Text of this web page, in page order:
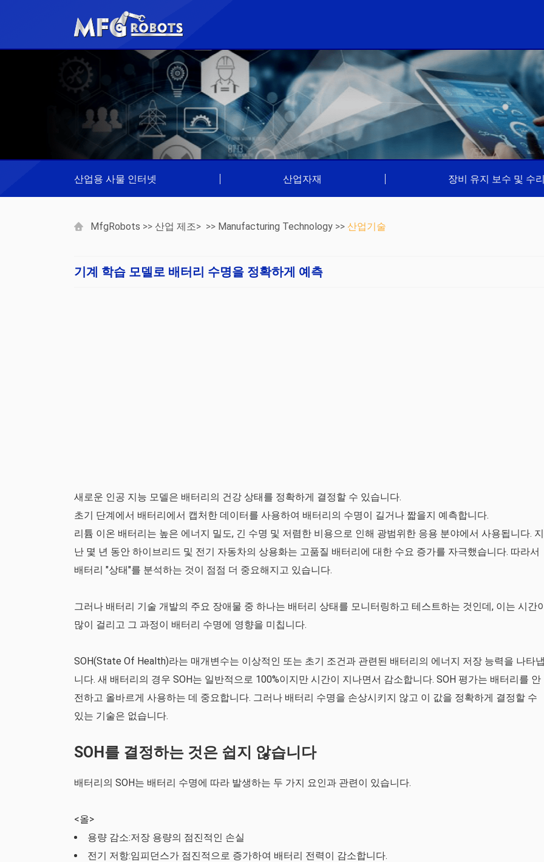
산업용 사물 인터넷 산업자재 장비 유지 보수 및 수
MfgRobots >> 산업 제조> >> Manufacturing Technology >> 산업기술
기계 학습 모델로 배터리 수명을 정확하게 예측
새로운 인공 지능 모델은 배터리의 건강 상태를 정확하게 결정할 수 있습니다.
초기 단계에서 배터리에서 캡처한 데이터를 사용하여 배터리의 수명이 길거나 짧을지 예측합니다.
리튬 이온 배터리는 높은 에너지 밀도, 긴 수명 및 저렴한 비용으로 인해 광범위한 응용 분야에서 사용됩니다. 지
난 몇 년 동안 하이브리드 및 전기 자동차의 상용화는 고품질 배터리에 대한 수요 증가를 자극했습니다. 따라서
배터리 "상태"를 분석하는 것이 점점 더 중요해지고 있습니다.
그러나 배터리 기술 개발의 주요 장애물 중 하나는 배터리 상태를 모니터링하고 테스트하는 것인데, 이는 시간
많이 걸리고 그 과정이 배터리 수명에 영향을 미칩니다.
SOH(State Of Health)라는 매개변수는 이상적인 또는 초기 조건과 관련된 배터리의 에너지 저장 능력을 나타
니다. 새 배터리의 경우 SOH는 일반적으로 100%이지만 시간이 지나면서 감소합니다. SOH 평가는 배터리를 안
전하고 올바르게 사용하는 데 중요합니다. 그러나 배터리 수명을 손상시키지 않고 이 값을 정확하게 결정할 수
있는 기술은 없습니다.
SOH를 결정하는 것은 쉽지 않습니다
배터리의 SOH는 배터리 수명에 따라 발생하는 두 가지 요인과 관련이 있습니다.
<올>
용량 감소:저장 용량의 점진적인 손실
전기 저항:임피던스가 점진적으로 증가하여 배터리 전력이 감소합니다.